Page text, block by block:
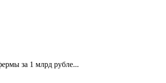
за 1 млрд рубле...